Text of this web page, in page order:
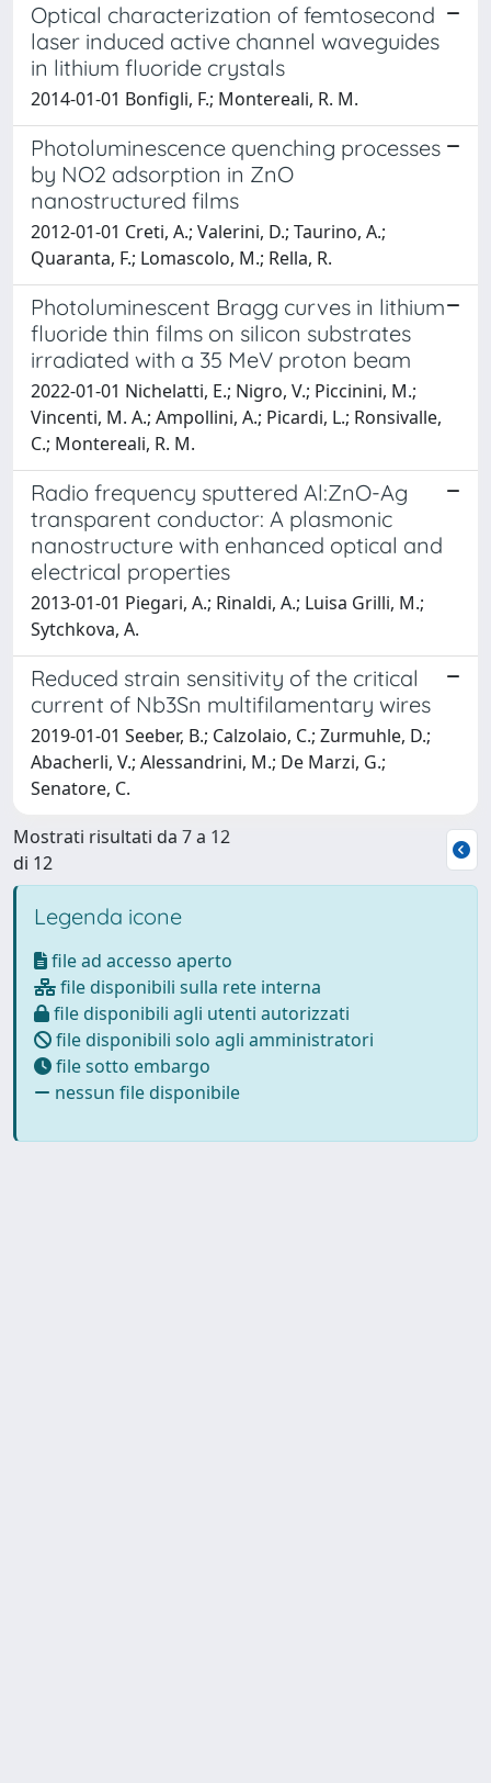
Optical characterization of femtosecond
laser induced active channel waveguides
in lithium fluoride crystals
2014-01-01 Bonfigli, F.; Montereali, R. M.
Photoluminescence quenching processes
by NO2 adsorption in ZnO
nanostructured films
2012-01-01 Creti, A.; Valerini, D.; Taurino, A.;
Quaranta, F.; Lomascolo, M.; Rella, R.
Photoluminescent Bragg curves in lithium
fluoride thin films on silicon substrates
irradiated with a 35 MeV proton beam
2022-01-01 Nichelatti, E.; Nigro, V.; Piccinini, M.;
Vincenti, M. A.; Ampollini, A.; Picardi, L.; Ronsivalle,
C.; Montereali, R. M.
Radio frequency sputtered Al:ZnO-Ag
transparent conductor: A plasmonic
nanostructure with enhanced optical and
electrical properties
2013-01-01 Piegari, A.; Rinaldi, A.; Luisa Grilli, M.;
Sytchkova, A.
Reduced strain sensitivity of the critical
current of Nb3Sn multifilamentary wires
2019-01-01 Seeber, B.; Calzolaio, C.; Zurmuhle, D.;
Abacherli, V.; Alessandrini, M.; De Marzi, G.;
Senatore, C.
Mostrati risultati da 7 a 12
di 12
Legenda icone
file ad accesso aperto
file disponibili sulla rete interna
file disponibili agli utenti autorizzati
file disponibili solo agli amministratori
file sotto embargo
nessun file disponibile